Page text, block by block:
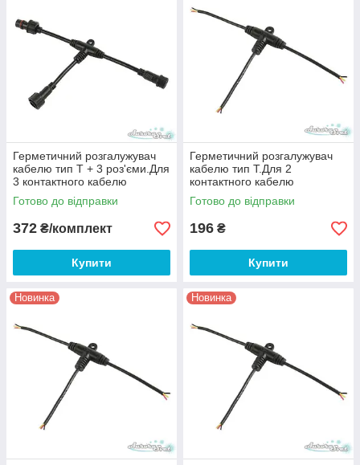
Герметичний розгалужувач
кабелю тип Т + 3 роз'єми.Для
3 контактного кабелю
Готово до відправки
372 ₴/комплект
Купити
Герметичний розгалужувач
кабелю тип Т.Для 2
контактного кабелю
Готово до відправки
196 ₴
Купити
Новинка Новинка